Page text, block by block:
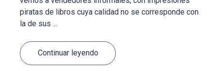
piratas de libros cuya calidad no se corresponde con
la de sus ...
Continuar leyendo